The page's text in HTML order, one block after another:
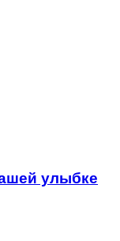
улыбке